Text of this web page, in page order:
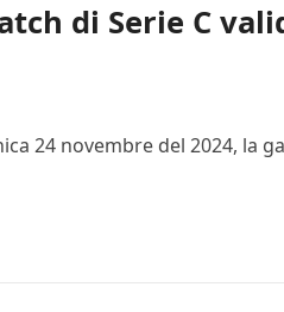
di Serie C
24 novembre del 2024, la